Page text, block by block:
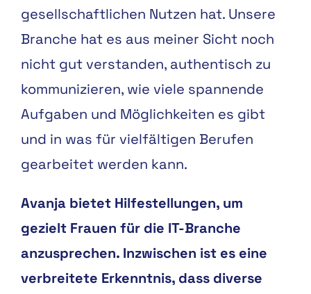
gesellschaftlichen Nutzen hat. Unsere
Branche hat es aus meiner Sicht noch
nicht gut verstanden, authentisch zu
kommunizieren, wie viele spannende
Aufgaben und Möglichkeiten es gibt
und in was für vielfältigen Berufen
gearbeitet werden kann.
Avanja bietet Hilfestellungen, um
gezielt Frauen für die IT-Branche
anzusprechen. Inzwischen ist es eine
verbreitete Erkenntnis, dass diverse